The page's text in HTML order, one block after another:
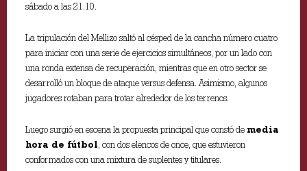
sábado a las 21.10.
La tripulación del Mellizo saltó al césped de la cancha número cuatro
para iniciar con una serie de ejercicios simultáneos, por un lado con
una ronda extensa de recuperación, mientras que en otro sector se
desarrolló un bloque de ataque versus defensa. Asimismo, algunos
jugadores rotaban para trotar alrededor de los terrenos.
Luego surgió en escena la propuesta principal que constó de media
hora de fútbol, con dos elencos de once, que estuvieron
conformados con una mixtura de suplentes y titulares.